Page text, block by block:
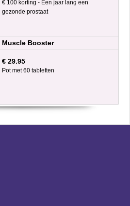
€ 100 korting - Een jaar lang een
gezonde prostaat
Muscle Booster
€ 29.95
Pot met 60 tabletten